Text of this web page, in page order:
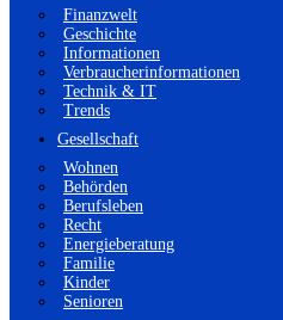
Finanzwelt
Geschichte
Informationen
Verbraucherinformationen
Technik & IT
Trends
Gesellschaft
Wohnen
Behörden
Berufsleben
Recht
Energieberatung
Familie
Kinder
Senioren